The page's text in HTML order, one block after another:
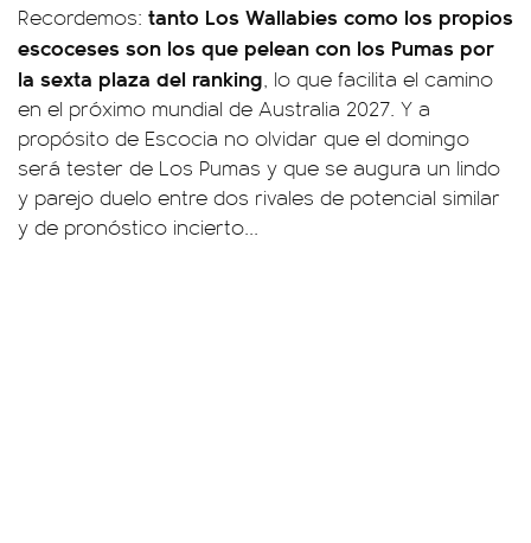
Recordemos: tanto Los Wallabies como los propios
escoceses son los que pelean con los Pumas por
la sexta plaza del ranking, lo que facilita el camino
en el próximo mundial de Australia 2027. Y a
propósito de Escocia no olvidar que el domingo
será tester de Los Pumas y que se augura un lindo
y parejo duelo entre dos rivales de potencial similar
y de pronóstico incierto...